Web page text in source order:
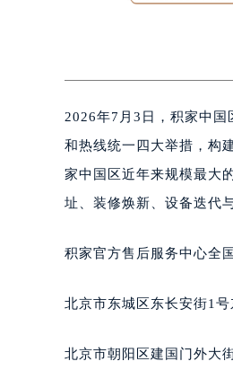
宁波市江
嘉兴市南
南昌市红
济南市历
广州市天
深圳市罗
厦门市思
成都市锦
2026年7月3日，积家中
和热线统一四大举措，构
家中国区近年来规模最大
址、装修焕新、设备迭代
积家官方售后服务中心全
北京市东城区东长安街1
北京市朝阳区建国门外大